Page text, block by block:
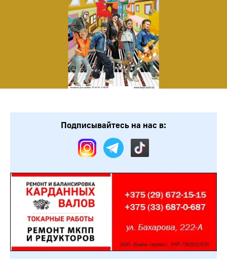
Подписывайтесь на нас в: